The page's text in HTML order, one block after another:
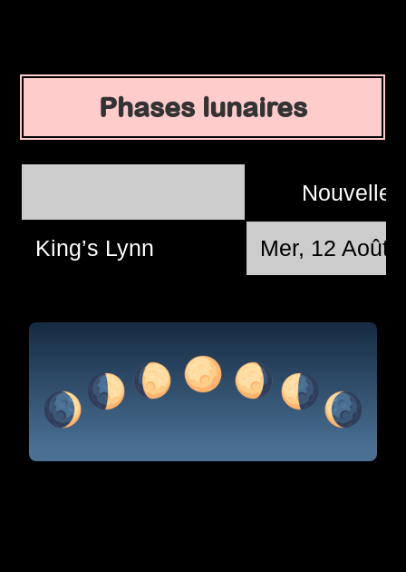
Phases lunaires
Nouvelle
King’s Lynn Mer, 12 Août